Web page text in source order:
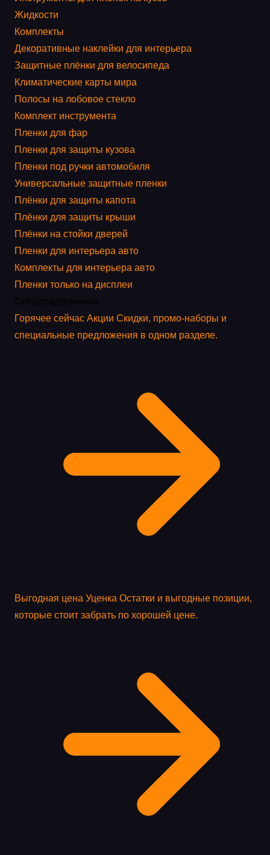
Жидкости
Комплекты
Декоративные наклейки для интерьера
Защитные плёнки для велосипеда
Климатические карты мира
Полосы на лобовое стекло
Комплект инструмента
Пленки для фар
Пленки для защиты кузова
Пленки под ручки автомобиля
Универсальные защитные пленки
Плёнки для защиты капота
Плёнки для защиты крыши
Плёнки на стойки дверей
Пленки для интерьера авто
Комплекты для интерьера авто
Пленки только на дисплеи
Горячее сейчас Акции Скидки, промо-наборы и
специальные предложения в одном разделе.
Выгодная цена Уценка Остатки и выгодные позиции,
которые стоит забрать по хорошей цене.